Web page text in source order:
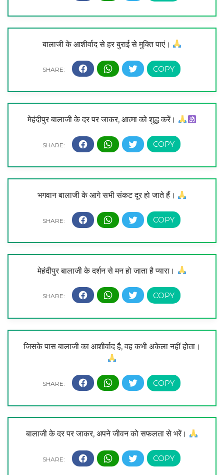
बालाजी के आशीर्वाद से हर बुराई से मुक्ति पाएं।
मेहंदीपुर बालाजी के दर पर जाकर, आत्मा को शुद्ध करें।
भगवान बालाजी के आगे सभी संकट दूर हो जाते हैं।
मेहंदीपुर बालाजी के दर्शन से मन हो जाता है प्यारा।
जिसके पास बालाजी का आशीर्वाद है, वह कभी अकेला नहीं होता।
बालाजी के दर पर जाकर, अपने जीवन को सफलता से भरें।